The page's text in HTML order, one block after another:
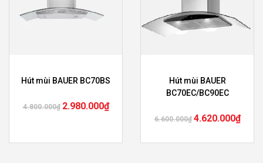
Hút mùi BAUER BC70BS
4.800.000₫ 2.980.000₫
Hút mùi BAUER
BC70EC/BC90EC
6.600.000₫ 4.620.000₫